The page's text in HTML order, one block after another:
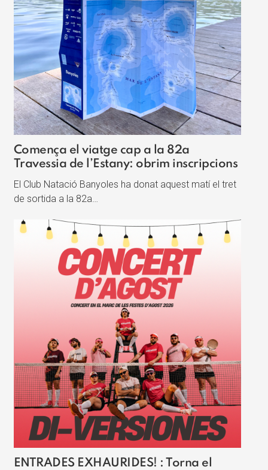
Comença el viatge cap a la 82a
Travessia de l’Estany: obrim inscripcions
El Club Natació Banyoles ha donat aquest matí el tret
de sortida a la 82a…
ENTRADES EXHAURIDES! : Torna el